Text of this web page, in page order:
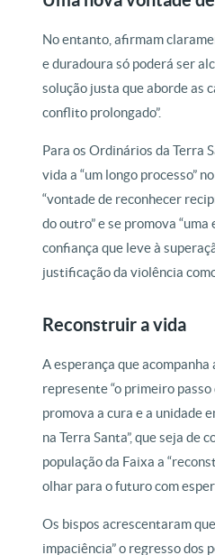
No entanto, afirmam
e duradoura só poderá ser
solução justa que aborde as
conflito prolongado”.
Para os Ordinários da Terra
vida a “um longo processo”
“vontade de reconhecer
do outro” e se promova
confiança que leve à
justificação da violência
Reconstruir a vida
A esperança que acompanha
represente “o primeiro passo
promova a cura e a unidade
na Terra Santa”, que seja de
população da Faixa a
olhar para o futuro com
Os bispos acrescentaram
impaciência” o regresso dos